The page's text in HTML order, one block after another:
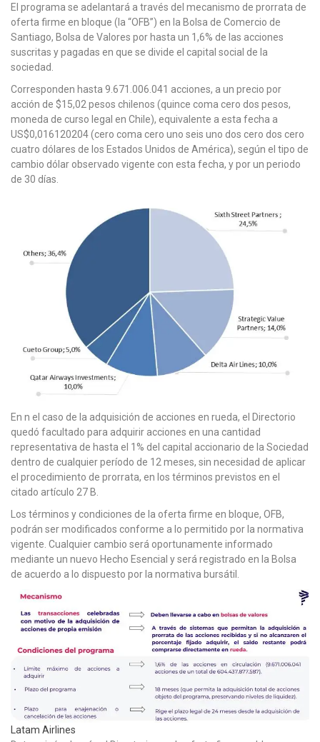
El programa se adelantará a través del mecanismo de prorrata de
oferta firme en bloque (la “OFB”) en la Bolsa de Comercio de
Santiago, Bolsa de Valores por hasta un 1,6% de las acciones
suscritas y pagadas en que se divide el capital social de la
sociedad.
Corresponden hasta 9.671.006.041 acciones, a un precio por
acción de $15,02 pesos chilenos (quince coma cero dos pesos,
moneda de curso legal en Chile), equivalente a esta fecha a
US$0,016120204 (cero coma cero uno seis uno dos cero dos cero
cuatro dólares de los Estados Unidos de América), según el tipo de
cambio dólar observado vigente con esta fecha, y por un periodo
de 30 días.
En n el caso de la adquisición de acciones en rueda, el Directorio
quedó facultado para adquirir acciones en una cantidad
representativa de hasta el 1% del capital accionario de la Sociedad
dentro de cualquier período de 12 meses, sin necesidad de aplicar
el procedimiento de prorrata, en los términos previstos en el
citado artículo 27 B.
Los términos y condiciones de la oferta firme en bloque, OFB,
podrán ser modificados conforme a lo permitido por la normativa
vigente. Cualquier cambio será oportunamente informado
mediante un nuevo Hecho Esencial y será registrado en la Bolsa
de acuerdo a lo dispuesto por la normativa bursátil.
Latam Airlines